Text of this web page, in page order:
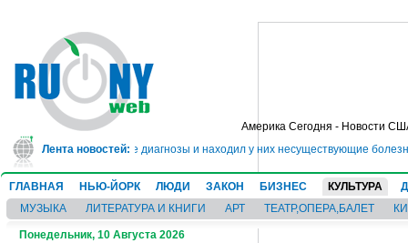
Америка Сегодня - Новости
Лента новостей:
пациентам неверные диагнозы и находил у них несуществующие болезни●
ГЛАВНАЯ НЬЮ-ЙОРК ЛЮДИ ЗАКОН БИЗНЕС КУЛЬТУРА
МУЗЫКА
ЛИТЕРАТУРА И КНИГИ АРТ ТЕАТР,ОПЕРА,БАЛЕТ
Понедельник, 10 Августа 2026